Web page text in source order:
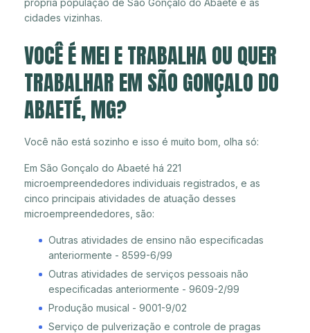
cidades vizinhas.
VOCÊ É MEI E TRABALHA OU QUER
TRABALHAR EM SÃO GONÇALO DO
ABAETÉ, MG?
Você não está sozinho e isso é muito bom, olha só:
Em São Gonçalo do Abaeté há 221
microempreendedores individuais registrados, e as
cinco principais atividades de atuação desses
microempreendedores, são:
Outras atividades de ensino não especificadas
anteriormente - 8599-6/99
Outras atividades de serviços pessoais não
especificadas anteriormente - 9609-2/99
Produção musical - 9001-9/02
Serviço de pulverização e controle de pragas